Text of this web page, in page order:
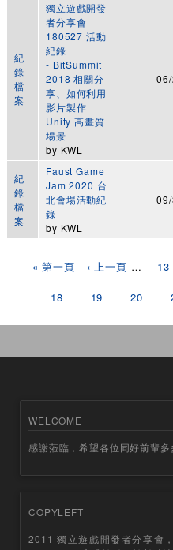
紀
錄
檔
案
獨立遊戲開發
者分享會
180527 活動
紀錄
- BitSummit
2018 相關分
享、如何利用
影片製作
Unity 高畫質
場景
by KWL
紀
錄
檔
案
Faust Game
Jam 2020 台
北會場活動紀
錄
by KWL
« 第一頁 ‹ 上一頁 … 13
18 19 20
WELCOME
感謝蒞臨，希望各位同好前輩多
COPYLEFT
2011 獨立遊戲開發者分享會